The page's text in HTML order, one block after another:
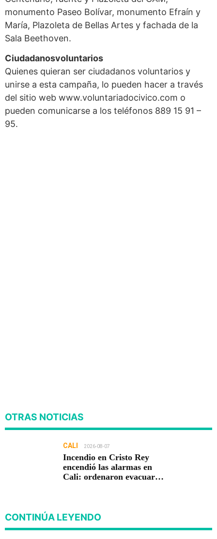
monumento Paseo Bolívar, monumento Efraín y
María, Plazoleta de Bellas Artes y fachada de la
Sala Beethoven.
Ciudadanosvoluntarios
Quienes quieran ser ciudadanos voluntarios y
unirse a esta campaña, lo pueden hacer a través
del sitio web www.voluntariadocivico.com o
pueden comunicarse a los teléfonos 889 15 91 –
95.
OTRAS NOTICIAS
CALI 2026-08-07
Incendio en Cristo Rey
encendió las alarmas en
Cali: ordenaron evacuar
CONTINÚA LEYENDO